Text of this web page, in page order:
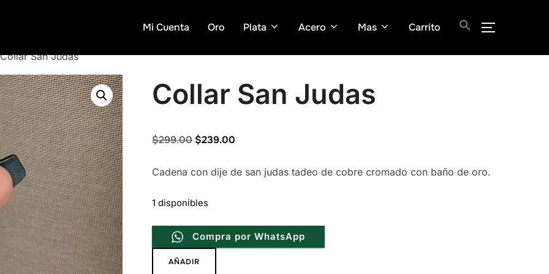
Mi Cuenta Oro Plata Acero Mas Carrito
San Judas
Collar San Judas
$299.00 Original
was:
$239.00
is:
Cadena con dije de san judas tadeo de cobre cromado con baño de oro.
1 disponibles
Compra por WhatsApp
CollarAÑADIR